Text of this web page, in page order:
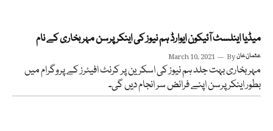
میڈیا اینلسٹ آئیکون ایوارڈ ہم نیوز کی اینکر پرسن مہر بخاری کے نام
March 10, 2021 Byعثمان خان
مہر بخاری بہت جلد ہم نیوز کی اسکرین پر کرنٹ افیئرز کے پروگرام میں
بطور اینکر پرسن اپنے فرائض سر انجام دیں گی۔